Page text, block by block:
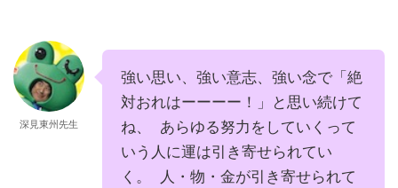
深見東州先生
強い思い、強い意志、強い念で「絶
対おれはーーーー！」と思い続けて
ね、 あらゆる努力をしていくって
いう人に運は引き寄せられてい
く。 人・物・金が引き寄せられて